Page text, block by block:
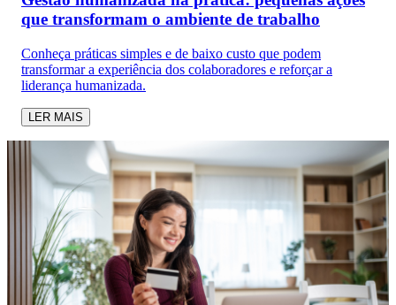
que transformam o ambiente de trabalho
Conheça práticas simples e de baixo custo que podem
transformar a experiência dos colaboradores e reforçar a
liderança humanizada.
LER MAIS